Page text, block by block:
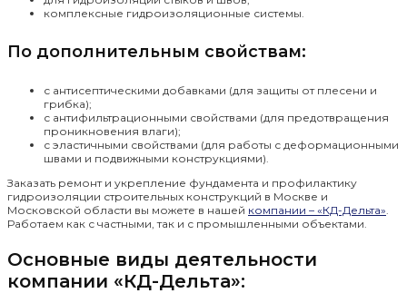
комплексные гидроизоляционные системы.
По дополнительным свойствам:
с антисептическими добавками (для защиты от плесени и
грибка);
с антифильтрационными свойствами (для предотвращения
проникновения влаги);
с эластичными свойствами (для работы с деформационными
швами и подвижными конструкциями).
Заказать ремонт и укрепление фундамента и профилактику
гидроизоляции строительных конструкций в Москве и
Московской области вы можете в нашей компании – «КД-Дельта»
Работаем как с частными, так и с промышленными объектами.
Основные виды деятельности
компании «КД-Дельта»: